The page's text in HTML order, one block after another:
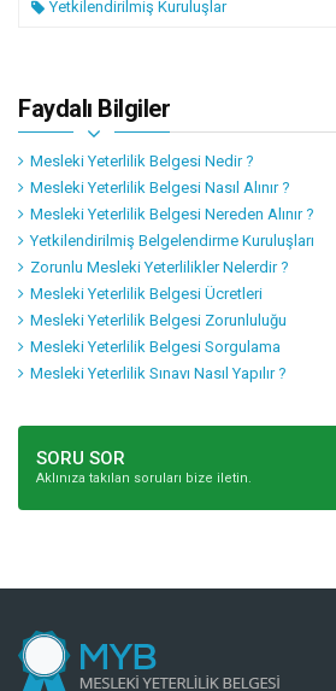
Yetkilendirilmiş Kuruluşlar
Faydalı Bilgiler
Mesleki Yeterlilik Belgesi Nedir ?
Mesleki Yeterlilik Belgesi Nasıl Alınır ?
Mesleki Yeterlilik Belgesi Nereden Alınır ?
Yetkilendirilmiş Belgelendirme Kuruluşları
Zorunlu Mesleki Yeterlilikler Nelerdir ?
Mesleki Yeterlilik Belgesi Ücretleri
Mesleki Yeterlilik Belgesi Zorunluluğu
Mesleki Yeterlilik Belgesi Sorgulama
Mesleki Yeterlilik Sınavı Nasıl Yapılır ?
SORU SOR
Aklınıza takılan soruları bize iletin.